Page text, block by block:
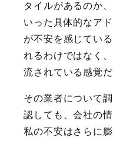
タイルがあるのか
いった具体的なア
が不安を感じてい
れるわけではなく
流されている感覚だ
その業者について
認しても、会社の
私の不安はさらに膨